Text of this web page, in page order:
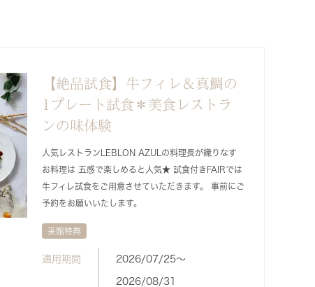
【絶品試食】牛フィレ＆真鯛の
1プレート試食＊美食レストラ
ンの味体験
人気レストランLEBLON AZULの料理長が織りなす
お料理は 五感で楽しめると人気★ 試食付きFAIRでは
牛フィレ試食をご用意させていただきます。 事前にご
予約をお願いいたします。
来館特典
適用期間 2026/07/25〜
2026/08/31